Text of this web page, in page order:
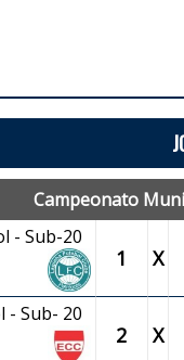
Campeonato
- Sub-20
1 X
- Sub- 20
2 X